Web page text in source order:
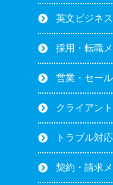
英文ビジネ
採用・転職
営業・セー
クライアン
トラブル対
契約・請求